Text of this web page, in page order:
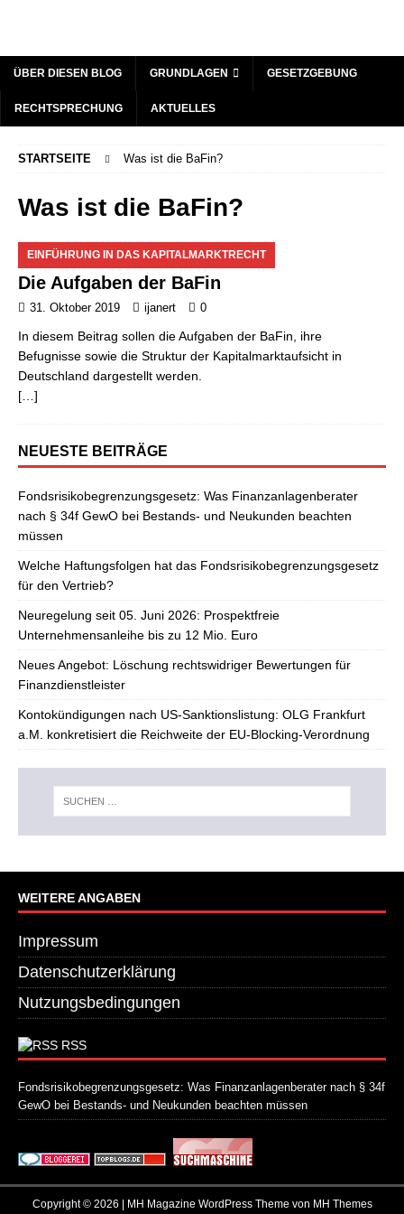
ÜBER DIESEN BLOG GRUNDLAGEN GESETZGEBUNG
RECHTSPRECHUNG AKTUELLES
STARTSEITE Was ist die BaFin?
Was ist die BaFin?
EINFÜHRUNG IN DAS KAPITALMARKTRECHT
Die Aufgaben der BaFin
31. Oktober 2019 ijanert 0
In diesem Beitrag sollen die Aufgaben der BaFin, ihre
Befugnisse sowie die Struktur der Kapitalmarktaufsicht in
Deutschland dargestellt werden.
[…]
NEUESTE BEITRÄGE
Fondsrisikobegrenzungsgesetz: Was Finanzanlagenberater
nach § 34f GewO bei Bestands- und Neukunden beachten
müssen
Welche Haftungsfolgen hat das Fondsrisikobegrenzungsgesetz
für den Vertrieb?
Neuregelung seit 05. Juni 2026: Prospektfreie
Unternehmensanleihe bis zu 12 Mio. Euro
Neues Angebot: Löschung rechtswidriger Bewertungen für
Finanzdienstleister
Kontokündigungen nach US-Sanktionslistung: OLG Frankfurt
a.M. konkretisiert die Reichweite der EU-Blocking-Verordnung
WEITERE ANGABEN
Impressum
Datenschutzerklärung
Nutzungsbedingungen
RSS
Fondsrisikobegrenzungsgesetz: Was Finanzanlagenberater nach § 34f
GewO bei Bestands- und Neukunden beachten müssen
Copyright © 2026 | MH Magazine WordPress Theme von MH Themes